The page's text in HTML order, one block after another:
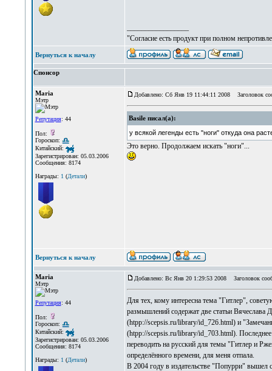
"Согласие есть продукт при полном
Вернуться к началу
Спонсор
Maria
Мэтр
Репутация: 44
Пол:
Гороскоп:
Китайский:
Зарегистрирован: 05.03.2006
Сообщения: 8174
Награды: 1(Детали)
Добавлено: Сб Янв 19 11:44:11 2008 Заголовок
Basile писал(а):
у всякой легенды есть "ноги" откуда она
Это верно. Продолжаем искать "ноги"...
Вернуться к началу
Maria
Мэтр
Репутация: 44
Пол:
Гороскоп:
Китайский:
Зарегистрирован: 05.03.2006
Сообщения: 8174
Награды: 1(Детали)
Добавлено: Вс Янв 20 1:29:53 2008 Заголовок
Для тех, кому интересна тема "Гитлер",
размышлений содержат две статьи Вячеслава
(htpp://scepsis.ru/library/id_726.html) и
(htpp://scepsis.ru/library/id_703.html).
переводить на русский для темы "Гитлер и
определённого времени, для меня отпала.
В 2004 году в издательстве "Попурри" вышел